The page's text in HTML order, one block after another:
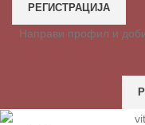
РЕГИСТРАЦИЈА
Направи профил и